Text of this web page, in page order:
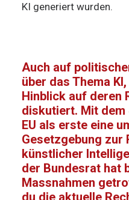
KI generiert wurden.
Auch auf
über das Thema
Hinblick auf deren
diskutiert. Mit dem
EU als erste eine
Gesetzgebung zur
künstlicher
der Bundesrat hat
Massnahmen
du die aktuelle